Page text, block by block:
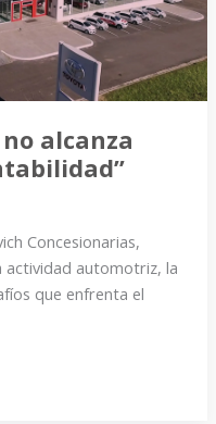
alcanza
Concesionarias,
actividad automotriz, la
que enfrenta el